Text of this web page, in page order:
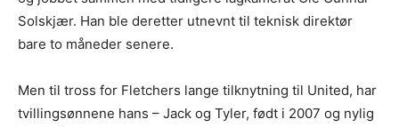
Solskjær. Han ble deretter utnevnt til teknisk direktør
bare to måneder senere.
Men til tross for Fletchers lange tilknytning til United, har
tvillingsønnene hans – Jack og Tyler, født i 2007 og nylig